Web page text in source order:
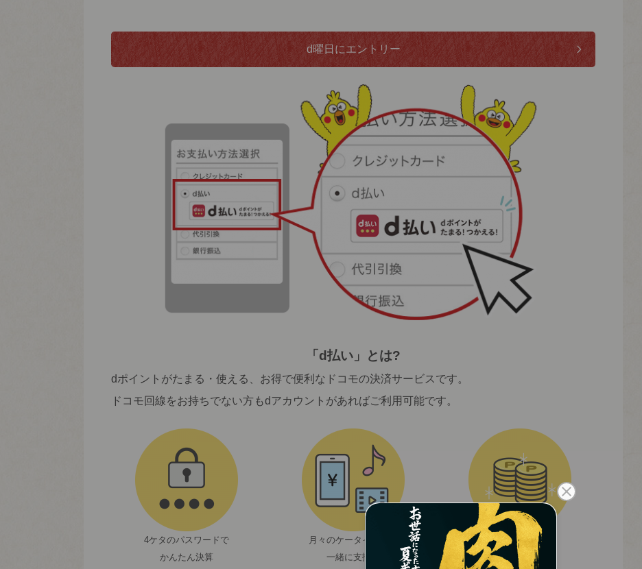
d曜日にエントリー
「d払い」とは?
dポイントがたまる・使える、お得で便利なドコモの決済サービスです。
ドコモ回線をお持ちでない方もdアカウントがあればご利用可能です。
4ケタのパスワードで
かんたん決算
月々のケータイ料金と
一緒に支払い
dポイントが
たまる・使える